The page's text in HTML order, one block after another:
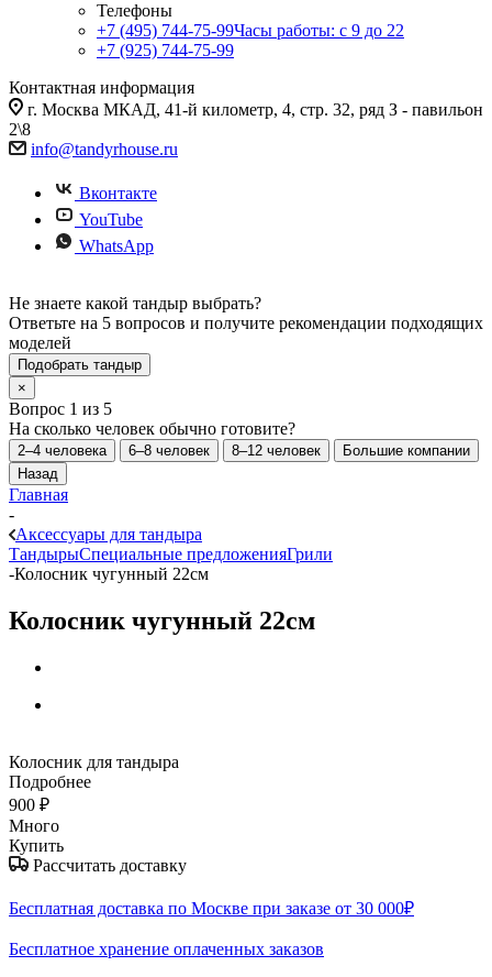
Телефоны
+7 (495) 744-75-99Часы работы: c 9 до 22
+7 (925) 744-75-99
Контактная информация
г. Москва МКАД, 41-й километр, 4, стр. 32, ряд З - павильон
2\8
info@tandyrhouse.ru
Вконтакте
YouTube
WhatsApp
Не знаете какой тандыр выбрать?
Ответьте на 5 вопросов и получите рекомендации подходящих
моделей
Подобрать тандыр
×
Вопрос 1 из 5
На сколько человек обычно готовите?
2–4 человека 6–8 человек 8–12 человек
Большие компании
Назад
Главная
-
Аксессуары для тандыра
ТандырыСпециальные предложенияГрили
-Колосник чугунный 22см
Колосник чугунный 22см
Колосник для тандыра
Подробнее
900 ₽
Много
Купить
Рассчитать доставку
Бесплатная доставка по Москве при заказе от 30 000₽
Бесплатное хранение оплаченных заказов